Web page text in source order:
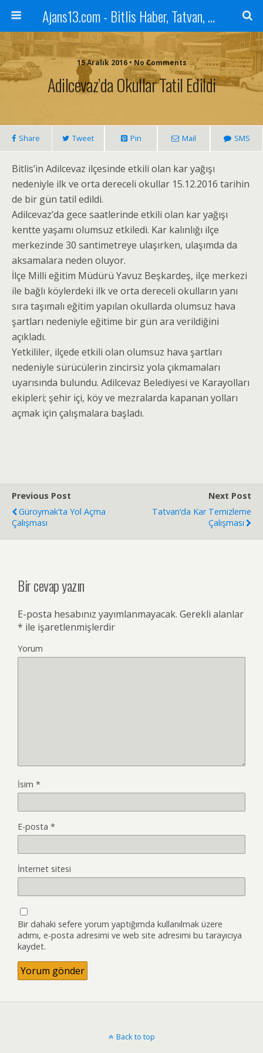
Ajans13.com - Bitlis Haber, Tatvan, Ahlat, Adilcevaz, Mutki, Hizan, Güroymak, Gazete, Ajans, 13, Haber
15 Aralık 2016 • No Comments
Adilcevaz’da Okullar Tatil Edildi
Share Tweet Pin Mail SMS
Bitlis’in Adilcevaz ilçesinde etkili olan kar yağışı
nedeniyle ilk ve orta dereceli okullar 15.12.2016 tarihin
de bir gün tatil edildi.
Adilcevaz’da gece saatlerinde etkili olan kar yağışı
kentte yaşamı olumsuz etkiledi. Kar kalınlığı ilçe
merkezinde 30 santimetreye ulaşırken, ulaşımda da
aksamalara neden oluyor.
İlçe Milli eğitim Müdürü Yavuz Beşkardeş, ilçe merkezi
ile bağlı köylerdeki ilk ve orta dereceli okulların yanı
sıra taşımalı eğitim yapılan okullarda olumsuz hava
şartları nedeniyle eğitime bir gün ara verildiğini
açıkladı.
Yetkililer, ilçede etkili olan olumsuz hava şartları
nedeniyle sürücülerin zincirsiz yola çıkmamaları
uyarısında bulundu. Adilcevaz Belediyesi ve Karayolları
ekipleri; şehir içi, köy ve mezralarda kapanan yolları
açmak için çalışmalara başladı.
Previous Post
Güroymak’ta Yol Açma
Çalışması
Next Post
Tatvan’da Kar Temizleme
Çalışması
Bir cevap yazın
E-posta hesabınız yayımlanmayacak. Gerekli alanlar
* ile işaretlenmişlerdir
Yorum
İsim *
E-posta *
İnternet sitesi
Bir dahaki sefere yorum yaptığımda kullanılmak üzere
adımı, e-posta adresimi ve web site adresimi bu tarayıcıya
kaydet.
Back to top